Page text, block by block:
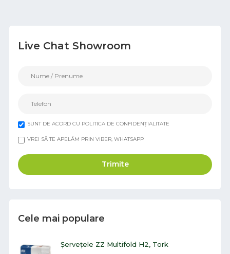
Live Chat Showroom
SUNT DE ACORD CU POLITICA DE CONFIDENȚIALITATE
VREI SĂ TE APELĂM PRIN VIBER, WHATSAPP
Trimite
Cele mai populare
Șervețele ZZ Multifold H2, Tork